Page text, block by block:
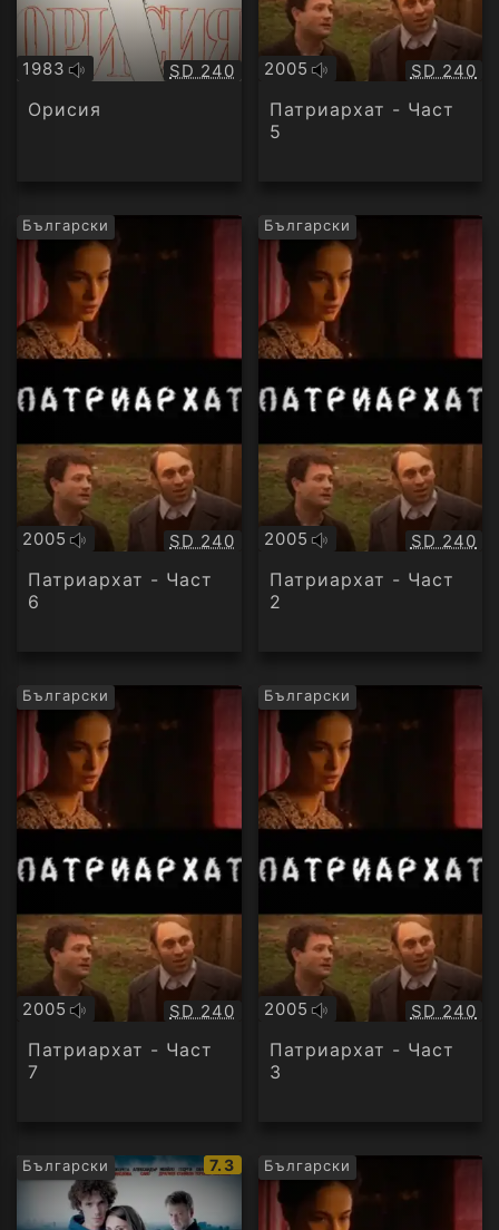
1983
Оригинално
аудио
Качество:
SD 240
Орисия
2005
Оригинално
аудио
SD 240
Патриархат - Част
5
Български
2005
Оригинално
аудио
Качество:
SD 240
Патриархат - Част
6
Български
2005
Оригинално
аудио
SD 240
Патриархат - Част
2
Български
2005
Оригинално
аудио
Качество:
SD 240
Патриархат - Част
7
Български
2005
Оригинално
аудио
SD 240
Патриархат - Част
3
Български
IMDb
рейтинг:
7.3 Български